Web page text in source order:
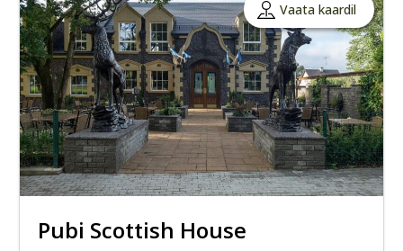
Vaata kaardil
Pubi Scottish House